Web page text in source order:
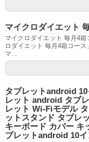
マイクロダイエット
マイクロダイエット 毎月4
ロダイエット 毎月4箱コー
マ...
タブレットandroid
レット android タブ
レット Wi-Fiモデル
ットスタンド タブレ
キーボード カバー キ
ブレットandroid 10